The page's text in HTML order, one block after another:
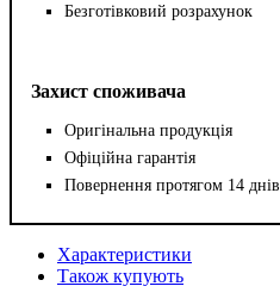
Безготівковий розрахунок
Захист споживача
Оригінальна продукція
Офіційна гарантія
Повернення протягом 14 днів
Характеристики
Також купують